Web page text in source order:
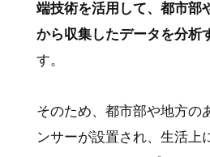
端技術を活用して、都市部
から収集したデータを分析
す。
そのため、都市部や地方の
ンサーが設置され、生活上